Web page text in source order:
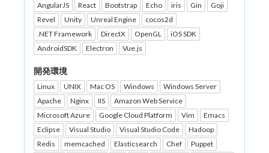
AngularJS
React Bootstrap Echo iris Gin
Goji
Revel
Unity Unreal Engine
cocos2d
.NET Framework
DirectX OpenGL
iOS SDK
AndroidSDK
Electron Vue.js
開発環境
Linux UNIX Mac OS Windows
Windows Server
Apache
Nginx IIS
Amazon Web Service
Microsoft Azure
Google Cloud Platform Vim
Emacs
Eclipse
Visual Studio Visual Studio Code
Hadoop
Redis
memcached Elasticsearch Chef
Puppet